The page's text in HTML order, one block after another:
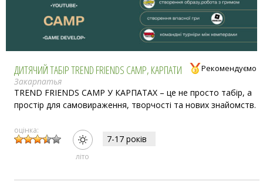
ДИТЯЧИЙ ТАБІР TREND FRIENDS CAMP, КАРПАТИ
Закарпатья
TREND FRIENDS CAMP У КАРПАТАХ – це не просто табір, а
простір для самовираження, творчості та нових знайомств.
оцінка:
лiто
Рекомендуємо
7-17 рокiв